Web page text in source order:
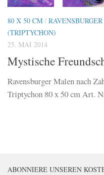
80 X 50 CM / RAVENSBURGER
(TRIPTYCHON)
25. MAI 2014
Mystische
Ravensburger Malen nach
Triptychon 80 x 50 cm Art.
ABONNIERE UNSEREN